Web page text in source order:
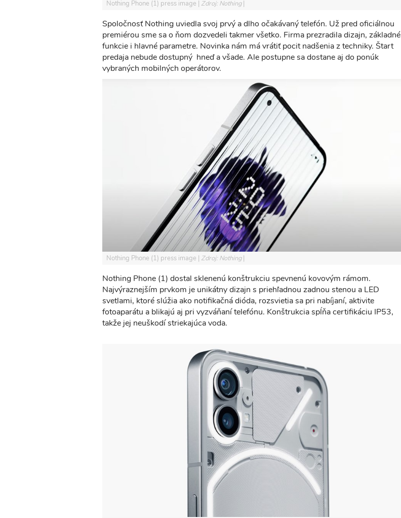
Nothing Phone (1) press image Zdroj: Nothing
Spoločnosť Nothing uviedla svoj prvý a dlho očakávaný telefón. Už pred oficiálnou
premiérou sme sa o ňom dozvedeli takmer všetko. Firma prezradila dizajn, základné
funkcie i hlavné parametre. Novinka nám má vrátiť pocit nadšenia z techniky. Štart
predaja nebude dostupný hneď a všade. Ale postupne sa dostane aj do ponúk
vybraných mobilných operátorov.
Nothing Phone (1) press image Zdroj: Nothing
Nothing Phone (1) dostal sklenenú konštrukciu spevnenú kovovým rámom.
Najvýraznejším prvkom je unikátny dizajn s priehľadnou zadnou stenou a LED
svetlami, ktoré slúžia ako notifikačná dióda, rozsvietia sa pri nabíjaní, aktivite
fotoaparátu a blikajú aj pri vyzváňaní telefónu. Konštrukcia spĺňa certifikáciu IP53,
takže jej neuškodí striekajúca voda.